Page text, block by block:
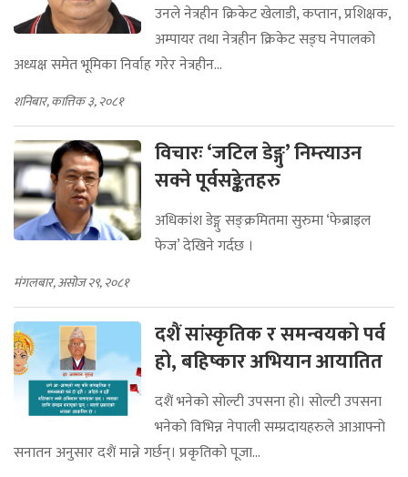
उनले नेत्रहीन क्रिकेट खेलाडी, कप्तान, प्रशिक्षक,
अम्पायर तथा नेत्रहीन क्रिकेट सङ्घ नेपालको
अध्यक्ष समेत भूमिका निर्वाह गरेर नेत्रहीन...
शनिबार, कात्तिक ३, २०८१
विचारः ‘जटिल डेङ्गु’ निम्त्याउन
सक्ने पूर्वसङ्केतहरु
अधिकांश डेङ्गु सङ्क्रमितमा सुरुमा ‘फेब्राइल
फेज’ देखिने गर्दछ ।
मंगलबार, असोज २९, २०८१
दशैं सांस्कृतिक र समन्वयको पर्व
हो, बहिष्कार अभियान आयातित
दशैं भनेको सोल्टी उपसना हो। सोल्टी उपसना
भनेको विभिन्न नेपाली सम्प्रदायहरुले आआफ्नो
सनातन अनुसार दशैं मान्ने गर्छन्। प्रकृतिको पूजा...